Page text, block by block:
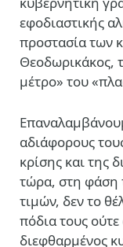
εφοδιαστικής
προστασία των
Θεοδωρικάκος,
μέτρο» του
αδιάφορους
κρίσης και της
τώρα, στη φάση
τιμών, δεν το
πόδια τους
διεφθαρμένος